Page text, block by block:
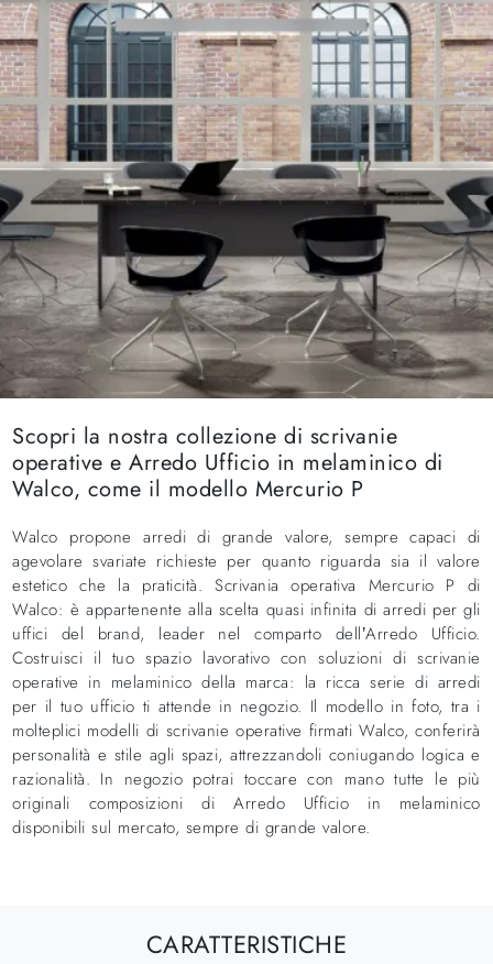
Scopri la nostra collezione di scrivanie
operative e Arredo Ufficio in melaminico di
Walco, come il modello Mercurio P
Walco propone arredi di grande valore, sempre capaci di
agevolare svariate richieste per quanto riguarda sia il valore
estetico che la praticità. Scrivania operativa Mercurio P di
Walco: è appartenente alla scelta quasi infinita di arredi per gli
uffici del brand, leader nel comparto dell’Arredo Ufficio.
Costruisci il tuo spazio lavorativo con soluzioni di scrivanie
operative in melaminico della marca: la ricca serie di arredi
per il tuo ufficio ti attende in negozio. Il modello in foto, tra i
molteplici modelli di scrivanie operative firmati Walco, conferirà
personalità e stile agli spazi, attrezzandoli coniugando logica e
razionalità. In negozio potrai toccare con mano tutte le più
originali composizioni di Arredo Ufficio in melaminico
disponibili sul mercato, sempre di grande valore.
CARATTERISTICHE